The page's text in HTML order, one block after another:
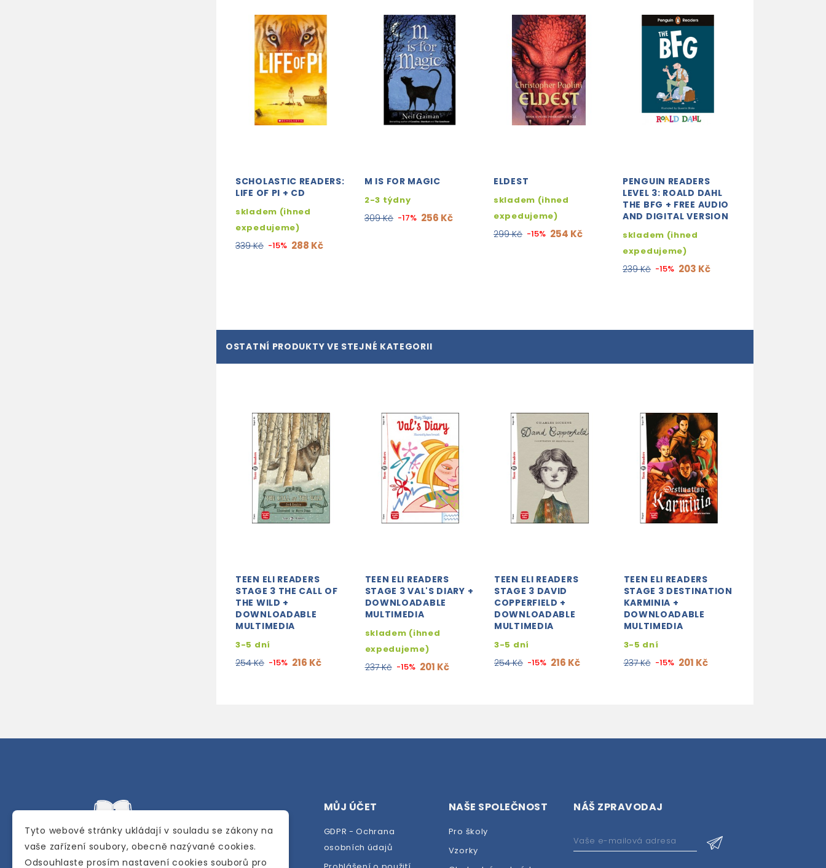
SCHOLASTIC READERS:
LIFE OF PI + CD
skladem (ihned
expedujeme)
339 Kč -15% 288 Kč
M IS FOR MAGIC
2-3 týdny
309 Kč -17% 256 Kč
ELDEST
skladem (ihned
expedujeme)
299 Kč -15% 254 Kč
PENGUIN READERS
LEVEL 3: ROALD DAHL
THE BFG + FREE AUDIO
AND DIGITAL VERSION
skladem (ihned
expedujeme)
239 Kč -15% 203 Kč
OSTATNÍ PRODUKTY VE STEJNÉ KATEGORII
TEEN ELI READERS
STAGE 3 THE CALL OF
THE WILD +
DOWNLOADABLE
MULTIMEDIA
3-5 dní
254 Kč -15% 216 Kč
TEEN ELI READERS
STAGE 3 VAL'S DIARY +
DOWNLOADABLE
MULTIMEDIA
skladem (ihned
expedujeme)
237 Kč -15% 201 Kč
TEEN ELI READERS
STAGE 3 DAVID
COPPERFIELD +
DOWNLOADABLE
MULTIMEDIA
3-5 dní
254 Kč -15% 216 Kč
TEEN ELI READERS
STAGE 3 DESTINATION
KARMINIA +
DOWNLOADABLE
MULTIMEDIA
3-5 dní
237 Kč -15% 201 Kč
MŮJ ÚČET
GDPR - Ochrana
osobních údajů
NAŠE SPOLEČNOST
Pro školy
Vzorky
NÁŠ ZPRAVODAJ
Tyto webové stránky ukládají v souladu se zákony na
vaše zařízení soubory, obecně nazývané cookies.
Odsouhlaste prosím nastavení cookies souborů pro